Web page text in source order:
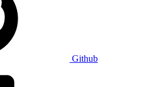
Github